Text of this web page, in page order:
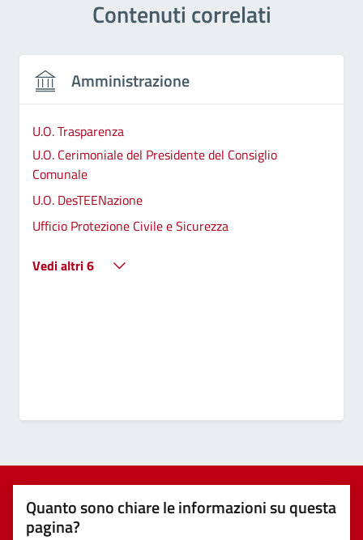
Contenuti correlati
Amministrazione
U.O. Trasparenza
U.O. Cerimoniale del Presidente del Consiglio
Comunale
U.O. DesTEENazione
Ufficio Protezione Civile e Sicurezza
Vedi altri 6
Quanto sono chiare le informazioni su questa
pagina?